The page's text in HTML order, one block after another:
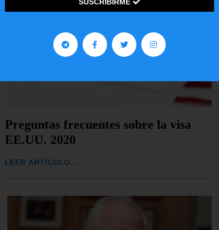
Preguntas frecuentes sobre la visa
EE.UU. 2020
LEER ARTÍCULO...
SUSCRIBIRME